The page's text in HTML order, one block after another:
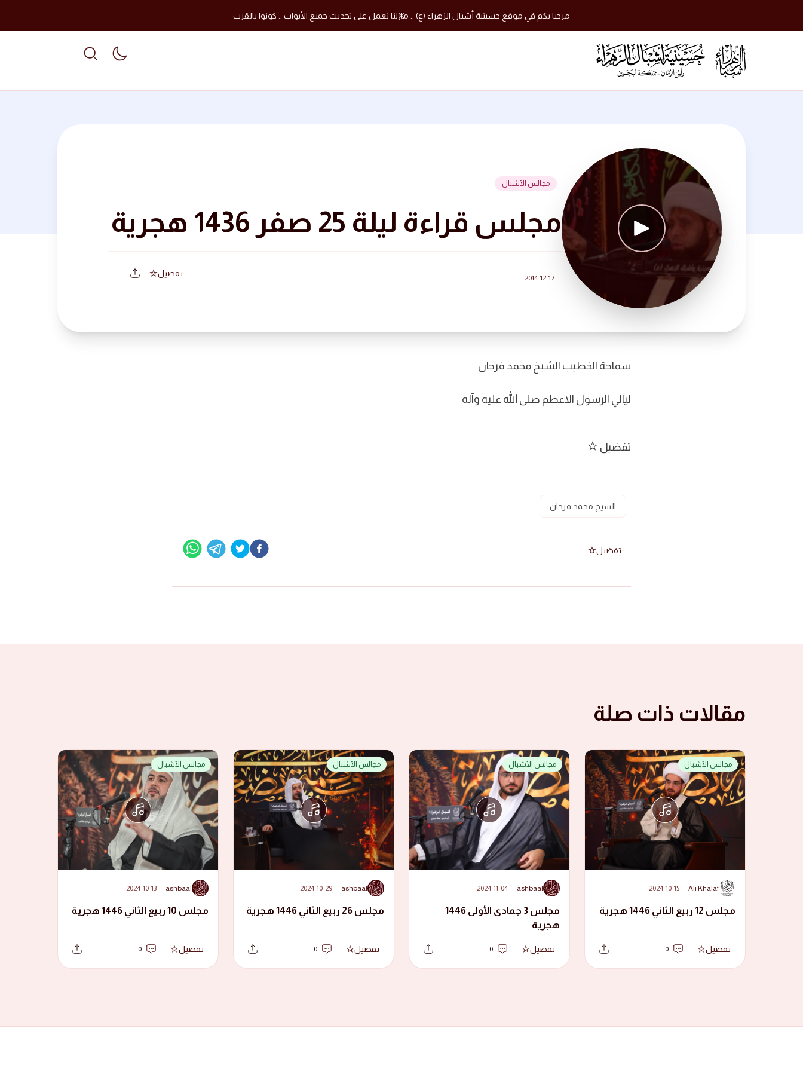
مرحبا بكم في موقع حسينية أشبال الزهراء (ع) .. مازلنا نعمل على تحديث جميع الأبواب .. كونوا بالقرب
dark mode
مجالس الأشبال
مجلس قراءة ليلة 25 صفر 1436 هجرية
2014-12-17 تفضيل
سماحة الخطيب الشيخ محمد فرحان
ليالي الرسول الاعظم صلى الله عليه وآله
تفضيل
الشيخ محمد فرحان
تفضيل
مقالات ذات صلة
مجالس الأشبال
A
Ali Khalaf
·
2024-10-15
مجلس 12 ربيع الثاني 1446 هجرية
تفضيل 0
مجالس الأشبال
A
ashbaal
·
2024-11-04
مجلس 3 جمادى الأولى 1446
هجرية
تفضيل 0
مجالس الأشبال
A
ashbaal
·
2024-10-29
مجلس 26 ربيع الثاني 1446 هجرية
تفضيل 0
مجالس الأشبال
A
ashbaal
·
2024-10-13
مجلس 10 ربيع الثاني 1446 هجرية
تفضيل 0